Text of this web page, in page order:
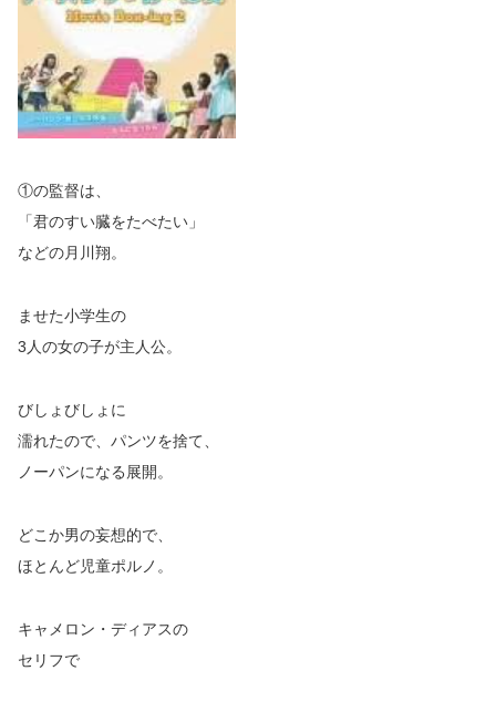
①の監督は、
「君のすい臓をたべたい」
などの月川翔。
ませた小学生の
3人の女の子が主人公。
びしょびしょに
濡れたので、パンツを捨て、
ノーパンになる展開。
どこか男の妄想的で、
ほとんど児童ポルノ。
キャメロン・ディアスの
セリフで